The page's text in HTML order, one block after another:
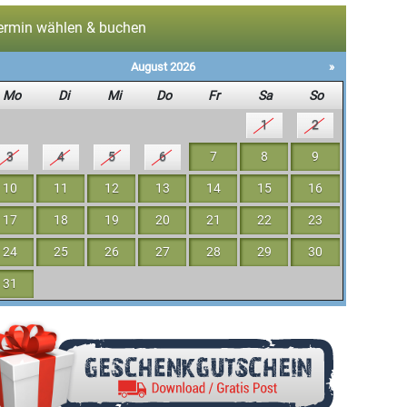
TROCKENSACK FÜR DAS
wählen & buchen
August 2026 »
Mo Di Mi Do Fr Sa
So
1
2
3 4 5 6 7 8 9
10 11 12 13 14 15 16
17 18 19 20 21 22 23
24 25 26 27 28 29 30
31